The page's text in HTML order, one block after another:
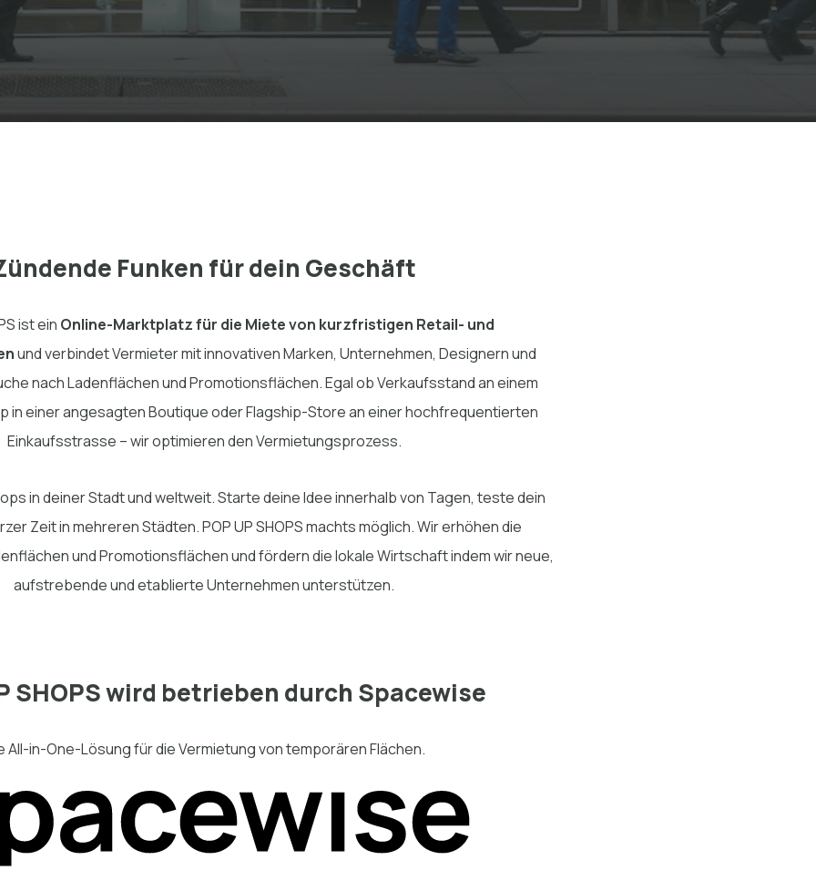
Funken für dein Geschäft
ist ein Online-Marktplatz für die Miete von kurzfristigen Retail- und
und verbindet Vermieter mit innovativen Marken, Unternehmen, Designern und
nach Ladenflächen und Promotionsflächen. Egal ob Verkaufsstand an einem
in einer angesagten Boutique oder Flagship-Store an einer hochfrequentierten
Einkaufsstrasse – wir optimieren den Vermietungsprozess.
in deiner Stadt und weltweit. Starte deine Idee innerhalb von Tagen, teste dein
Zeit in mehreren Städten. POP UP SHOPS machts möglich. Wir erhöhen die
und Promotionsflächen und fördern die lokale Wirtschaft indem wir neue,
aufstrebende und etablierte Unternehmen unterstützen.
SHOPS wird betrieben durch Spacewise
All-in-One-Lösung für die Vermietung von temporären Flächen.